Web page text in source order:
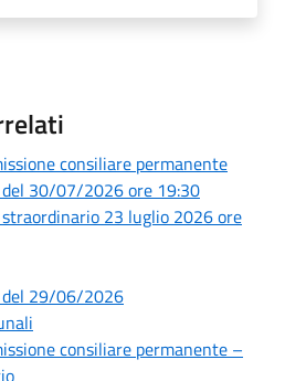
consiliare permanente
del 30/07/2026 ore 19:30
straordinario 23 luglio 2026 ore
del 29/06/2026
consiliare permanente –